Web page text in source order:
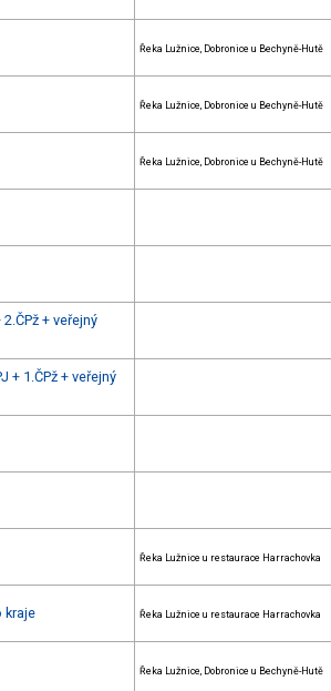
Řeka Lužnice, Dobronice u Bechyně-Hutě
Řeka Lužnice, Dobronice u Bechyně-Hutě
Řeka Lužnice, Dobronice u Bechyně-Hutě
+ veřejný
+ 1.ČPž + veřejný
Řeka Lužnice u restaurace Harrachovka
kraje Řeka Lužnice u restaurace Harrachovka
Řeka Lužnice, Dobronice u Bechyně-Hutě